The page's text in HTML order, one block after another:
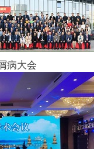
大会